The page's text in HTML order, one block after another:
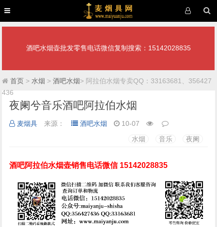
酒吧水烟壶批发零售电话微信复制搜索：15142028835
首页 > 水烟 >酒吧水烟> 阿拉伯水烟专卖QQ：33163681、356427
436
夜阑兮音乐酒吧阿拉伯水烟
麦烟具 来源： 酒吧水烟
10-07
水烟
音乐 夜阑
酒吧阿拉伯水烟壶销售电话微信 15142028835